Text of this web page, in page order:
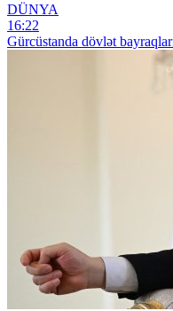
DÜNYA
16:22
Gürcüstanda dövlət